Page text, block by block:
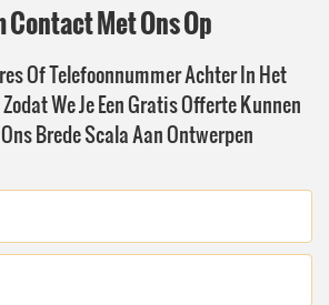
Contact Met Ons Op
Of Telefoonnummer Achter In Het
We Je Een Gratis Offerte Kunnen
Brede Scala Aan Ontwerpen